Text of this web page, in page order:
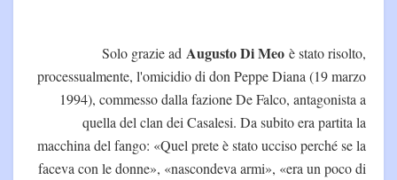
Solo grazie ad Augusto Di Meo è stato risolto,
processualmente, l'omicidio di don Peppe Diana (19 marzo
1994), commesso dalla fazione De Falco, antagonista a
quella del clan dei Casalesi. Da subito era partita la
macchina del fango: «Quel prete è stato ucciso perché se la
faceva con le donne», «nascondeva armi», «era un poco di